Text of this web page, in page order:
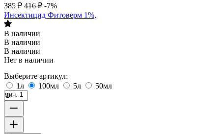
385 ₽ 416 ₽ -7%
Инсектицид Фитоверм 1%,
В наличии
В наличии
В наличии
Нет в наличии
Выберите артикул:
1л
100мл 5л 50мл
мин. 1